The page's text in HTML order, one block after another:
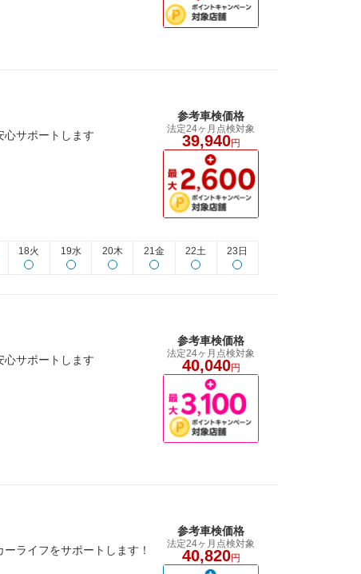
心サポートします
参考車検価格
法定24ヶ月点検対象
39,940円
18火 19水 20木 21金 22土 23日
心サポートします
参考車検価格
法定24ヶ月点検対象
40,040円
ライフをサポートします！
参考車検価格
法定24ヶ月点検対象
40,820円